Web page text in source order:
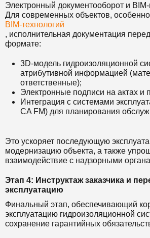
Электронный документооборот и
Для современных объектов,
BIM-технологий
, исполнительная документация
формате:
3D-модель гидроизоляционной
атрибутивной информацией
ответственные);
Электронные подписи на актах и
Интеграция с системами
CA FM) для планирования
Это ускоряет последующую
модернизацию объекта, а также
взаимодействие с надзорными
Этап 4: Инструктаж заказчика и
эксплуатацию
Финальный этап, обеспечивающий
эксплуатацию гидроизоляционной
сохранение гарантийных